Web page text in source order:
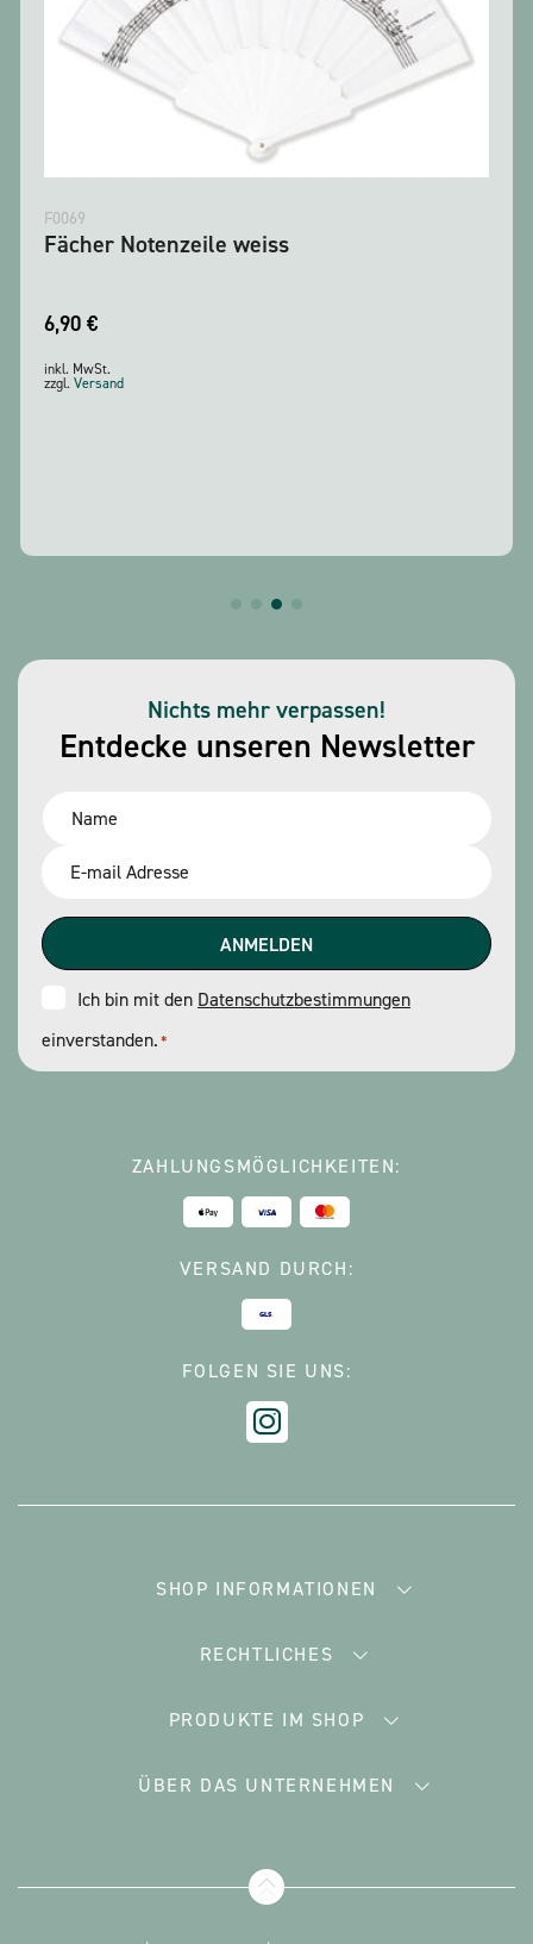
F0069
Fächer Notenzeile weiss
6,90 €
inkl. MwSt.
zzgl. Versand
Entdecke unseren Newsletter
Nichts mehr verpassen!
Name
Email
Consent
*
Ich bin mit den Datenschutzbestimmungen
einverstanden.*
ZAHLUNGSMÖGLICHKEITEN:
VERSAND DURCH:
FOLGEN SIE UNS:
SHOP INFORMATIONEN
RECHTLICHES
PRODUKTE IM SHOP
ÜBER DAS UNTERNEHMEN